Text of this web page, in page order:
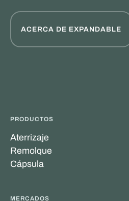
ACERCA DE EXPANDABLE
PRODUCTOS
Aterrizaje
Remolque
Cápsula
MERCADOS